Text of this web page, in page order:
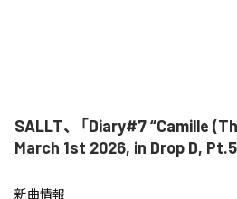
SALLT、「Diary#7 “Camille
March 1st 2026, in Drop D,
新曲情報